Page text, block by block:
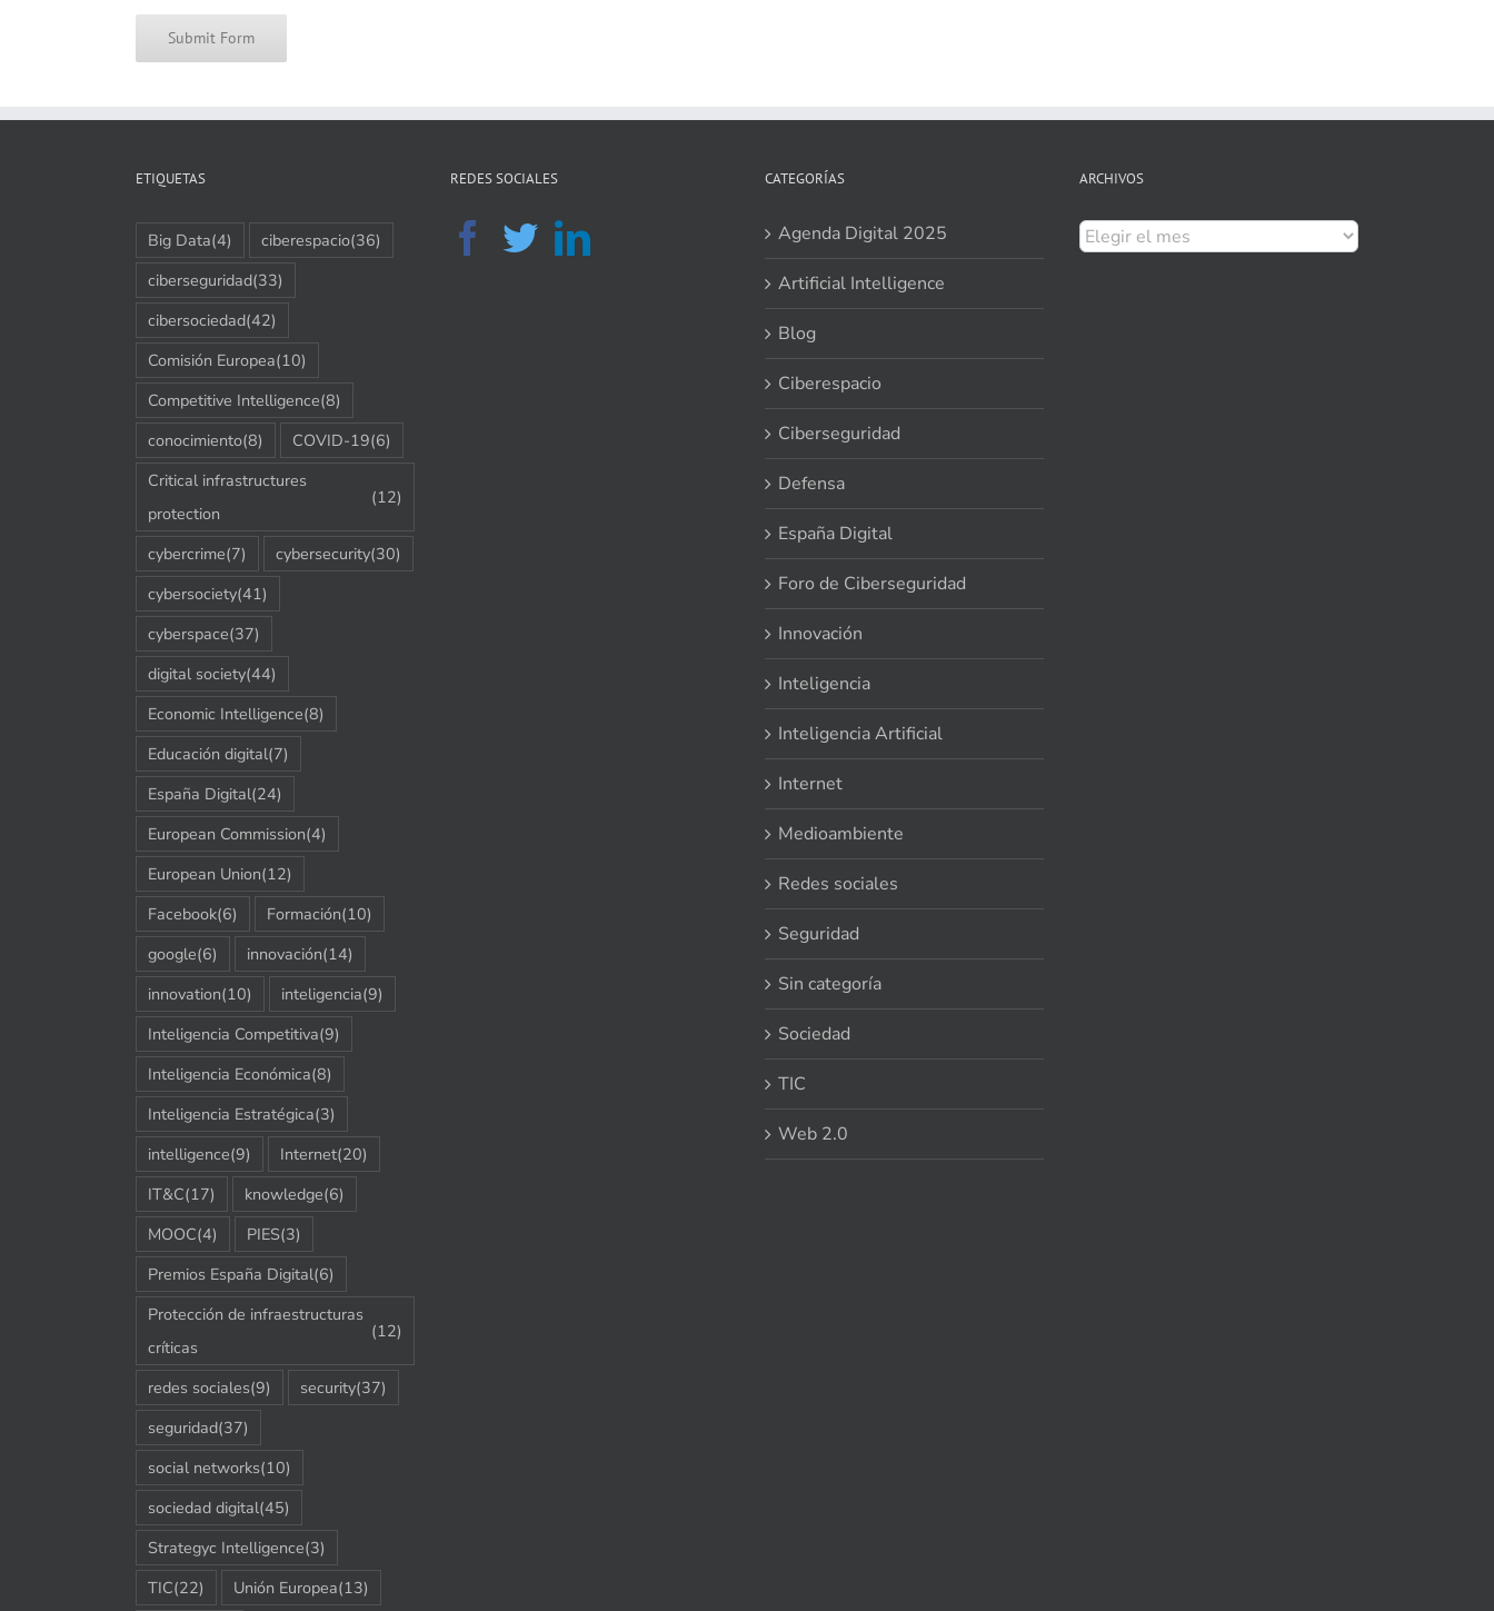
ETIQUETAS
Big Data(4) ciberespacio(36)
ciberseguridad(33)
cibersociedad(42)
Comisión Europea(10)
Competitive Intelligence(8)
conocimiento(8) COVID-19(6)
Critical infrastructures
protection
(12)
cybercrime(7) cybersecurity(30)
cybersociety(41)
cyberspace(37)
digital society(44)
Economic Intelligence(8)
Educación digital(7)
España Digital(24)
European Commission(4)
European Union(12)
Facebook(6) Formación(10)
google(6) innovación(14)
innovation(10) inteligencia(9)
Inteligencia Competitiva(9)
Inteligencia Económica(8)
Inteligencia Estratégica(3)
intelligence(9) Internet(20)
IT&C(17) knowledge(6)
MOOC(4) PIES(3)
Premios España Digital(6)
Protección de infraestructuras
críticas
(12)
redes sociales(9) security(37)
seguridad(37)
social networks(10)
sociedad digital(45)
Strategyc Intelligence(3)
TIC(22) Unión Europea(13)
REDES SOCIALES CATEGORÍAS
Agenda Digital 2025
Artificial Intelligence
Blog
Ciberespacio
Ciberseguridad
Defensa
España Digital
Foro de Ciberseguridad
Innovación
Inteligencia
Inteligencia Artificial
Internet
Medioambiente
Redes sociales
Seguridad
Sin categoría
Sociedad
TIC
Web 2.0
ARCHIVOS
Archivos